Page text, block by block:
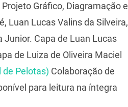
Projeto Gráfico, Diagramação e
Luan Lucas Valins da Silveira,
Junior. Capa de Luan Lucas
de Luiza de Oliveira Maciel
Pelotas) Colaboração de
para leitura na íntegra